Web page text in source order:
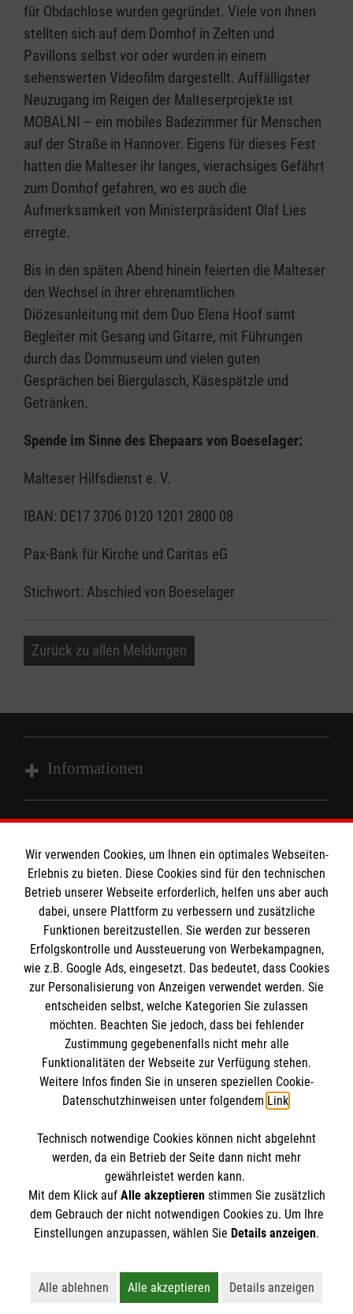
für Obdachlose wurden gegründet. Viele von ihnen
stellten sich auf dem Domhof in Zelten und
Pavillons selbst vor oder wurden in einem
sehenswerten Videofilm dargestellt. Auffälligster
Neuzugang im Reigen der Malteserprojekte ist
MOBALNI – ein mobiles Badezimmer für Menschen
auf der Straße in Hannover. Eigens für dieses Fest
hatten die Malteser ihr langes, vierachsiges Gefährt
zum Domhof gefahren, wo es auch die
Aufmerksamkeit von Ministerpräsident Olaf Lies
erregte.
Bis in den späten Abend hinein feierten die Malteser
den Wechsel in ihrer ehrenamtlichen
Diözesanleitung mit dem Duo Elena Hoof samt
Begleiter mit Gesang und Gitarre, mit Führungen
durch das Dommuseum und vielen guten
Gesprächen bei Biergulasch, Käsespätzle und
Getränken.
Spende im Sinne des Ehepaars von Boeselager:
Malteser Hilfsdienst e. V.
IBAN: DE17 3706 0120 1201 2800 08
Pax-Bank für Kirche und Caritas eG
Stichwort: Abschied von Boeselager
Zurück zu allen Meldungen
Informationen
Impressum
Datenschutz
Barrierefreiheit
Kontakt
Presse
Den Beauftragten für Medizinproduktesicherheit
im Malteser Rettungsdienst und den
Einsatzdiensten der Malteser können Sie unter
gmb_mpg@malteser.org
kontaktieren.
Die Malteser
Malteserorden
Malteser Jugend
Malteser International
Sharepoint
Spendenkonto
Empfänger: Malteser Hilfsdienst e.V.
IBAN: DE51370601201201209265
So finden Sie uns
Wilhelm-Lambrecht-Straße 3
37079 Göttingen
Telefon:0551 89069770
Email:info.goettingen@malteser.org
Accordion 1
Der Malteser Hilfsdienst e.V. ist als eingetragene
Gewerbesteuer befreit.
Wir verwenden Cookies, um Ihnen ein optimales Webseiten-
Erlebnis zu bieten. Diese Cookies sind für den technischen
Betrieb unserer Webseite erforderlich, helfen uns aber auch
dabei, unsere Plattform zu verbessern und zusätzliche
Funktionen bereitzustellen. Sie werden zur besseren
Erfolgskontrolle und Aussteuerung von Werbekampagnen,
wie z.B. Google Ads, eingesetzt. Das bedeutet, dass Cookies
zur Personalisierung von Anzeigen verwendet werden. Sie
entscheiden selbst, welche Kategorien Sie zulassen
möchten. Beachten Sie jedoch, dass bei fehlender
Zustimmung gegebenenfalls nicht mehr alle
Funktionalitäten der Webseite zur Verfügung stehen.
Weitere Infos finden Sie in unseren speziellen Cookie-
Datenschutzhinweisen unter folgendem Link.
Technisch notwendige Cookies können nicht abgelehnt
werden, da ein Betrieb der Seite dann nicht mehr
gewährleistet werden kann.
Mit dem Klick auf Alle akzeptierenstimmen Sie zusätzlich
dem Gebrauch der nicht notwendigen Cookies zu. Um Ihre
Einstellungen anzupassen, wählen Sie Details anzeigen.
Alle ablehnen
Lehnt alle nicht-essentiellen Cookies ab
Alle akzeptieren
Akzeptiert alle Cookies
Details anzeigen